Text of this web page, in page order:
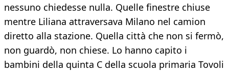
nessuno chiedesse nulla. Quelle finestre chiuse
mentre Liliana attraversava Milano nel camion
diretto alla stazione. Quella città che non si fermò,
non guardò, non chiese. Lo hanno capito i
bambini della quinta C della scuola primaria Tovoli